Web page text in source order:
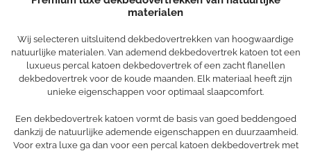
materialen
Wij selecteren uitsluitend dekbedovertrekken van hoogwaardige
natuurlijke materialen. Van ademend dekbedovertrek katoen tot een
luxueus percal katoen dekbedovertrek of een zacht flanellen
dekbedovertrek voor de koude maanden. Elk materiaal heeft zijn
unieke eigenschappen voor optimaal slaapcomfort.
Een dekbedovertrek katoen vormt de basis van goed beddengoed
dankzij de natuurlijke ademende eigenschappen en duurzaamheid.
Voor extra luxe ga dan voor een percal katoen dekbedovertrek met